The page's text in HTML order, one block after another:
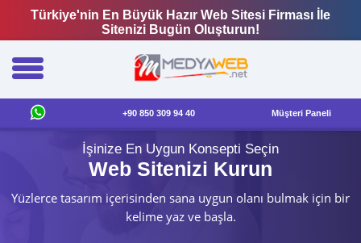
Türkiye'nin En Büyük Hazır Web Sitesi Firması İle
Sitenizi Bugün Oluşturun!
+90 850 309 94 40 Müşteri Paneli
İşinize En Uygun Konsepti Seçin
Web Sitenizi Kurun
Yüzlerce tasarım içerisinden sana uygun olanı bulmak için bir
kelime yaz ve başla.